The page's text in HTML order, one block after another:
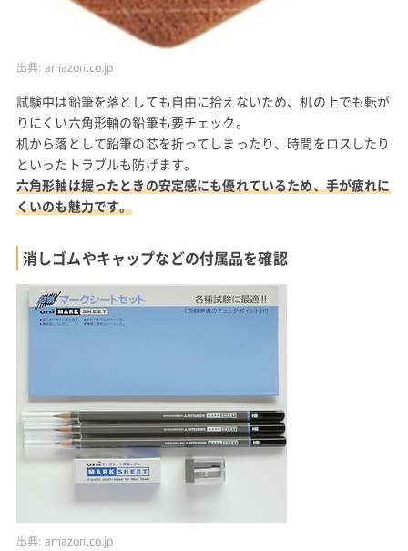
出典: amazon.co.jp
試験中は鉛筆を落としても自由に拾えないため、机の上でも転が
りにくい六角形軸の鉛筆も要チェック。
机から落として鉛筆の芯を折ってしまったり、時間をロスしたり
といったトラブルも防げます。
六角形軸は握ったときの安定感にも優れているため、手が疲れに
くいのも魅力です。
消しゴムやキャップなどの付属品を確認
出典: amazon.co.jp